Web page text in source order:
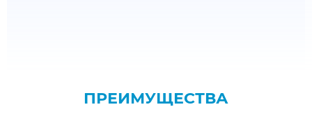
ПРЕИМУЩЕСТВА